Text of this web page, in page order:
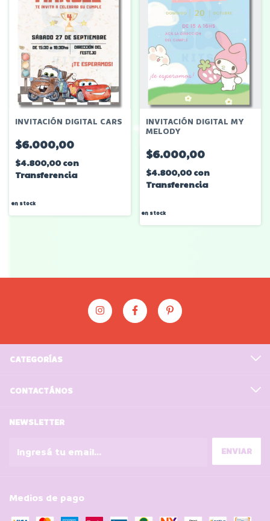
INVITACIÓN DIGITAL CARS
$6.000,00
$4.800,00con
Transferencia
en stock
INVITACIÓN DIGITAL MY
MELODY
$6.000,00
$4.800,00con
Transferencia
en stock
CATEGORÍAS
CONTACTÁNOS
NEWSLETTER
Medios de pago